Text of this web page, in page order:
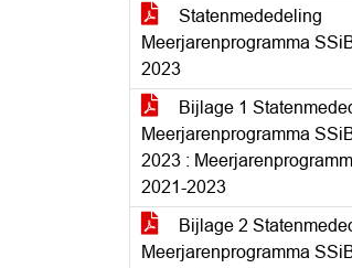
Statenmededeling
Meerjarenprogramma
2023
Bijlage 1
Meerjarenprogramma
2023 :
2021-2023
Bijlage 2
Meerjarenprogramma